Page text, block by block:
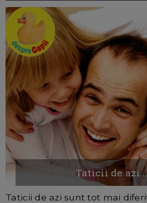
Taticii de azi
Taticii de azi sunt tot mai